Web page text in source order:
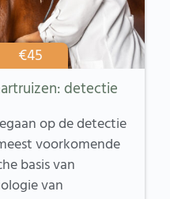
€45
detectie
op de detectie
voorkomende
basis van
van